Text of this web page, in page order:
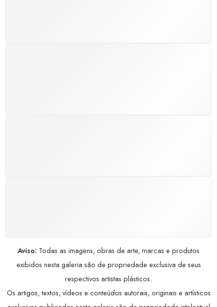
Aviso: Todas as imagens, obras de arte, marcas e produtos
exibidos nesta galeria são de propriedade exclusiva de seus
respectivos artistas plásticos.
Os artigos, textos, vídeos e conteúdos autorais, originais e artísticos